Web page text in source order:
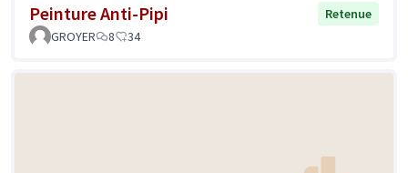
Peinture Anti-Pipi
Retenue
GROYER
8 34